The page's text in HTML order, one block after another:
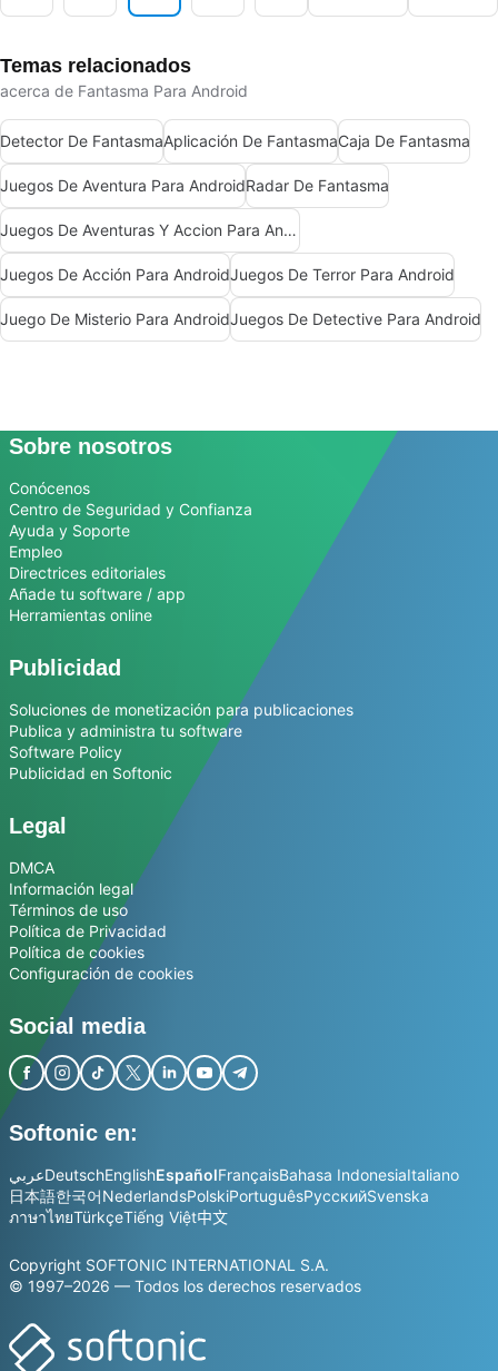
Temas relacionados
acerca de Fantasma Para Android
Detector De FantasmaAplicación De FantasmaCaja De Fantasma
Juegos De Aventura Para AndroidRadar De Fantasma
Juegos De Aventuras Y Accion Para Android
Juegos De Acción Para AndroidJuegos De Terror Para Android
Juego De Misterio Para AndroidJuegos De Detective Para Android
Sobre nosotros
Conócenos
Centro de Seguridad y Confianza
Ayuda y Soporte
Empleo
Directrices editoriales
Añade tu software / app
Herramientas online
Publicidad
Soluciones de monetización para publicaciones
Publica y administra tu software
Software Policy
Publicidad en Softonic
Legal
DMCA
Información legal
Términos de uso
Política de Privacidad
Política de cookies
Configuración de cookies
Social media
Softonic en:
عربيDeutschEnglishEspañolFrançaisBahasa IndonesiaItaliano
日本語한국어NederlandsPolskiPortuguêsРусскийSvenska
ภาษาไทยTürkçeTiếng Việt中文
Copyright SOFTONIC INTERNATIONAL S.A.
© 1997–2026 — Todos los derechos reservados